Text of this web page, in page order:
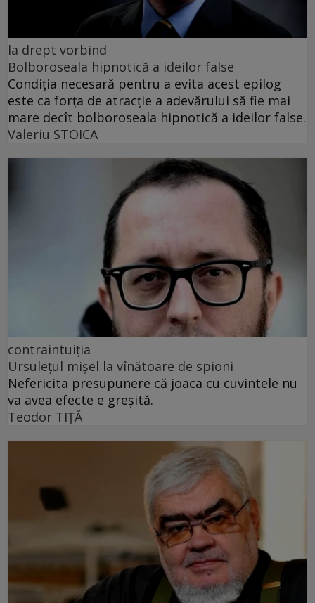
la drept vorbind
Bolboroseala hipnotică a ideilor false
Condiția necesară pentru a evita acest epilog
este ca forța de atracție a adevărului să fie mai
mare decît bolboroseala hipnotică a ideilor false.
Valeriu STOICA
contraintuiția
Ursulețul mișel la vînătoare de spioni
Nefericita presupunere că joaca cu cuvintele nu
va avea efecte e greșită.
Teodor TIŢĂ